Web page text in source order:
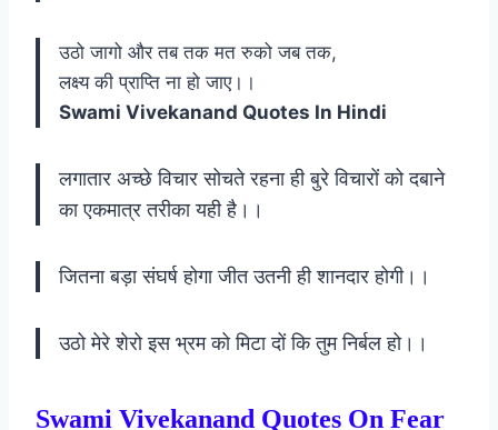
उठो जागो और तब तक मत रुको जब तक,
लक्ष्य की प्राप्ति ना हो जाए।।
Swami Vivekanand Quotes In Hindi
लगातार अच्छे विचार सोचते रहना ही बुरे विचारों को दबाने
का एकमात्र तरीका यही है।।
जितना बड़ा संघर्ष होगा जीत उतनी ही शानदार होगी।।
उठो मेरे शेरो इस भ्रम को मिटा दों कि तुम निर्बल हो।।
Swami Vivekanand Quotes On Fear